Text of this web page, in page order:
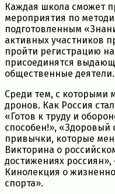
Каждая школа сможет
мероприятия по
подготовленным
активных участников
пройти регистрацию на
присоединятся
общественные деятели.
Среди тем, с которыми
дронов. Как Россия
«Готов к труду и
способен!»,
привычки, которые
Викторина о
достижениях
Кинолекция о
спорта».